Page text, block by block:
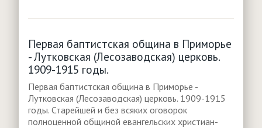
Первая баптистская община в Приморье
- Лутковская (Лесозаводская) церковь.
1909-1915 годы.
Первая баптистская община в Приморье -
Лутковская (Лесозаводская) церковь. 1909-1915
годы. Старейшей и без всяких оговорок
полноценной общиной евангельских христиан-